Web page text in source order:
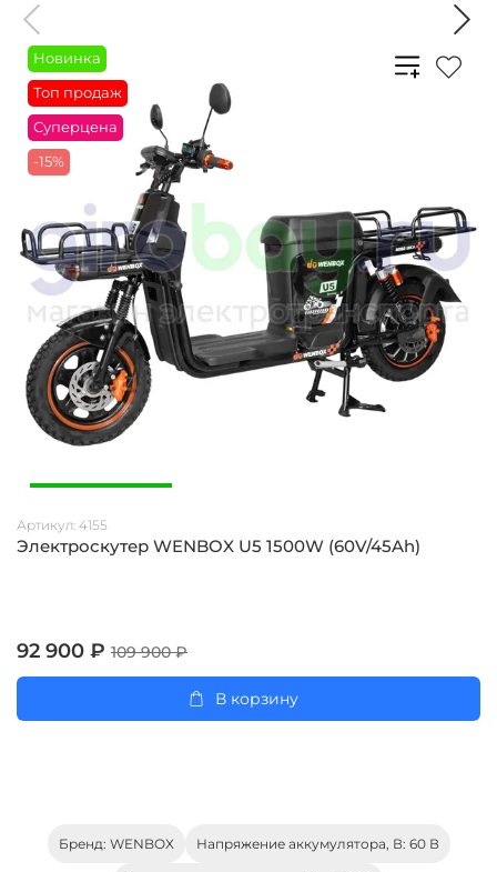
Новинка
Топ продаж
Суперцена
-15%
Артикул: 4155
Электроскутер WENBOX U5 1500W (60V/45Ah)
92 900 ₽ 109 900 ₽
В корзину
Бренд: WENBOX Напряжение аккумулятора, В: 60 В